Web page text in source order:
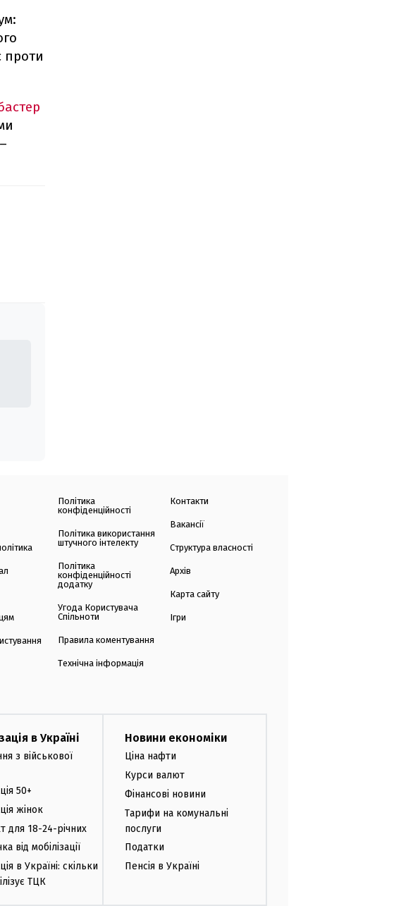
проти
Політика
конфіденційності
Політика використання
штучного інтелекту
Політика
конфіденційності
додатку
Угода Користувача
Спільноти
Правила коментування
Технічна інформація
Контакти
Вакансії
Структура власності
Архів
Карта сайту
Ігри
в Україні
з військової
50+
жінок
для 18-24-річних
від мобілізації
в Україні: скільки
ТЦК
Новини економіки
Ціна нафти
Курси валют
Фінансові новини
Тарифи на комунальні
послуги
Податки
Пенсія в Україні